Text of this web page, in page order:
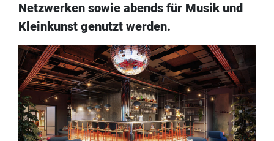
Netzwerken sowie abends für Musik und
Kleinkunst genutzt werden.